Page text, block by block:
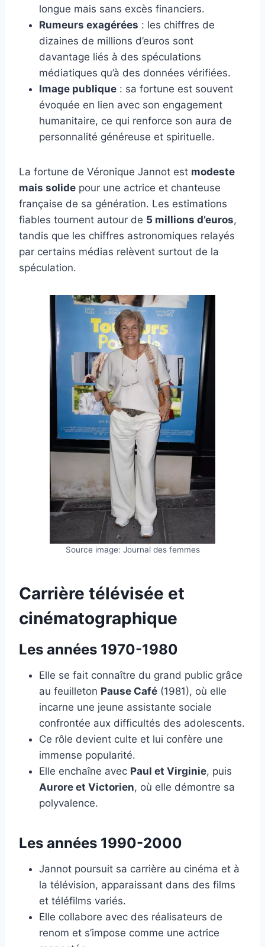
longue mais sans excès financiers.
Rumeurs exagérées : les chiffres de
dizaines de millions d’euros sont
davantage liés à des spéculations
médiatiques qu’à des données vérifiées.
Image publique : sa fortune est souvent
évoquée en lien avec son engagement
humanitaire, ce qui renforce son aura de
personnalité généreuse et spirituelle.
La fortune de Véronique Jannot est modeste
mais solide pour une actrice et chanteuse
française de sa génération. Les estimations
fiables tournent autour de 5 millions d’euros,
tandis que les chiffres astronomiques relayés
par certains médias relèvent surtout de la
spéculation.
Source image: Journal des femmes
Carrière télévisée et
cinématographique
Les années 1970-1980
Elle se fait connaître du grand public grâce
au feuilleton Pause Café (1981), où elle
incarne une jeune assistante sociale
confrontée aux difficultés des adolescents.
Ce rôle devient culte et lui confère une
immense popularité.
Elle enchaîne avec Paul et Virginie, puis
Aurore et Victorien, où elle démontre sa
polyvalence.
Les années 1990-2000
Jannot poursuit sa carrière au cinéma et à
la télévision, apparaissant dans des films
et téléfilms variés.
Elle collabore avec des réalisateurs de
renom et s’impose comme une actrice